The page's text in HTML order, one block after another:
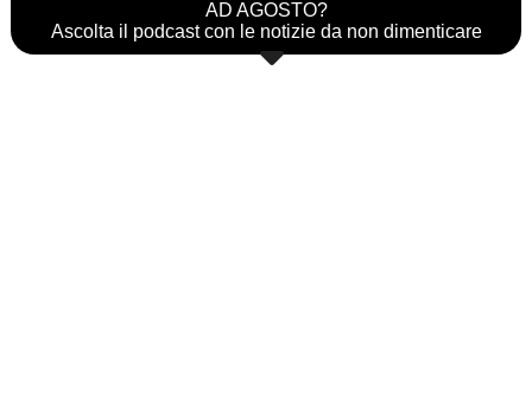
AD AGOSTO?
Ascolta il podcast con le notizie da non dimenticare